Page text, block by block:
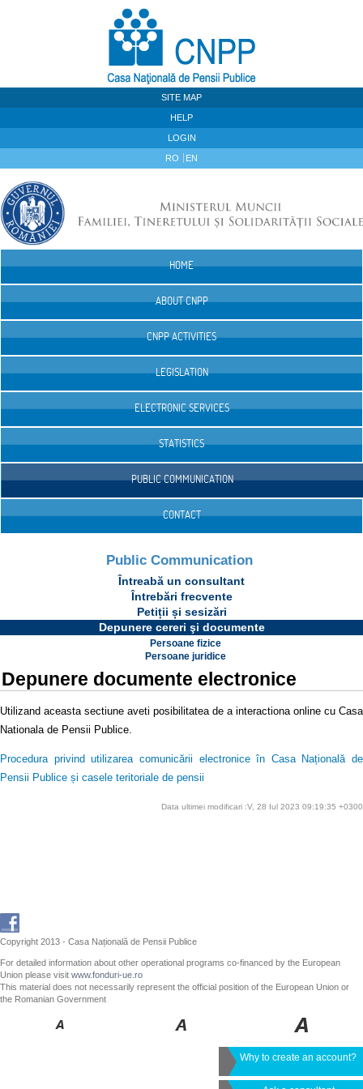
SITE MAP
HELP
LOGIN
RO EN
HOME
ABOUT CNPP
CNPP ACTIVITIES
LEGISLATION
ELECTRONIC SERVICES
STATISTICS
PUBLIC COMMUNICATION
CONTACT
Public Communication
Întreabă un consultant
Întrebări frecvente
Petiții și sesizări
Depunere cereri şi documente
Persoane fizice
Persoane juridice
Depunere documente electronice
Utilizand aceasta sectiune aveti posibilitatea de a interactiona online cu Casa
Nationala de Pensii Publice.
Procedura privind utilizarea comunicării electronice în Casa Națională de
Pensii Publice și casele teritoriale de pensii
Data ultimei modificari :V, 28 Iul 2023 09:19:35 +0300
Copyright 2013 - Casa Națională de Pensii Publice
For detailed information about other operational programs co-financed by the European
Union please visit www.fonduri-ue.ro
This material does not necessarily represent the official position of the European Union or
the Romanian Government
Why to create an account?